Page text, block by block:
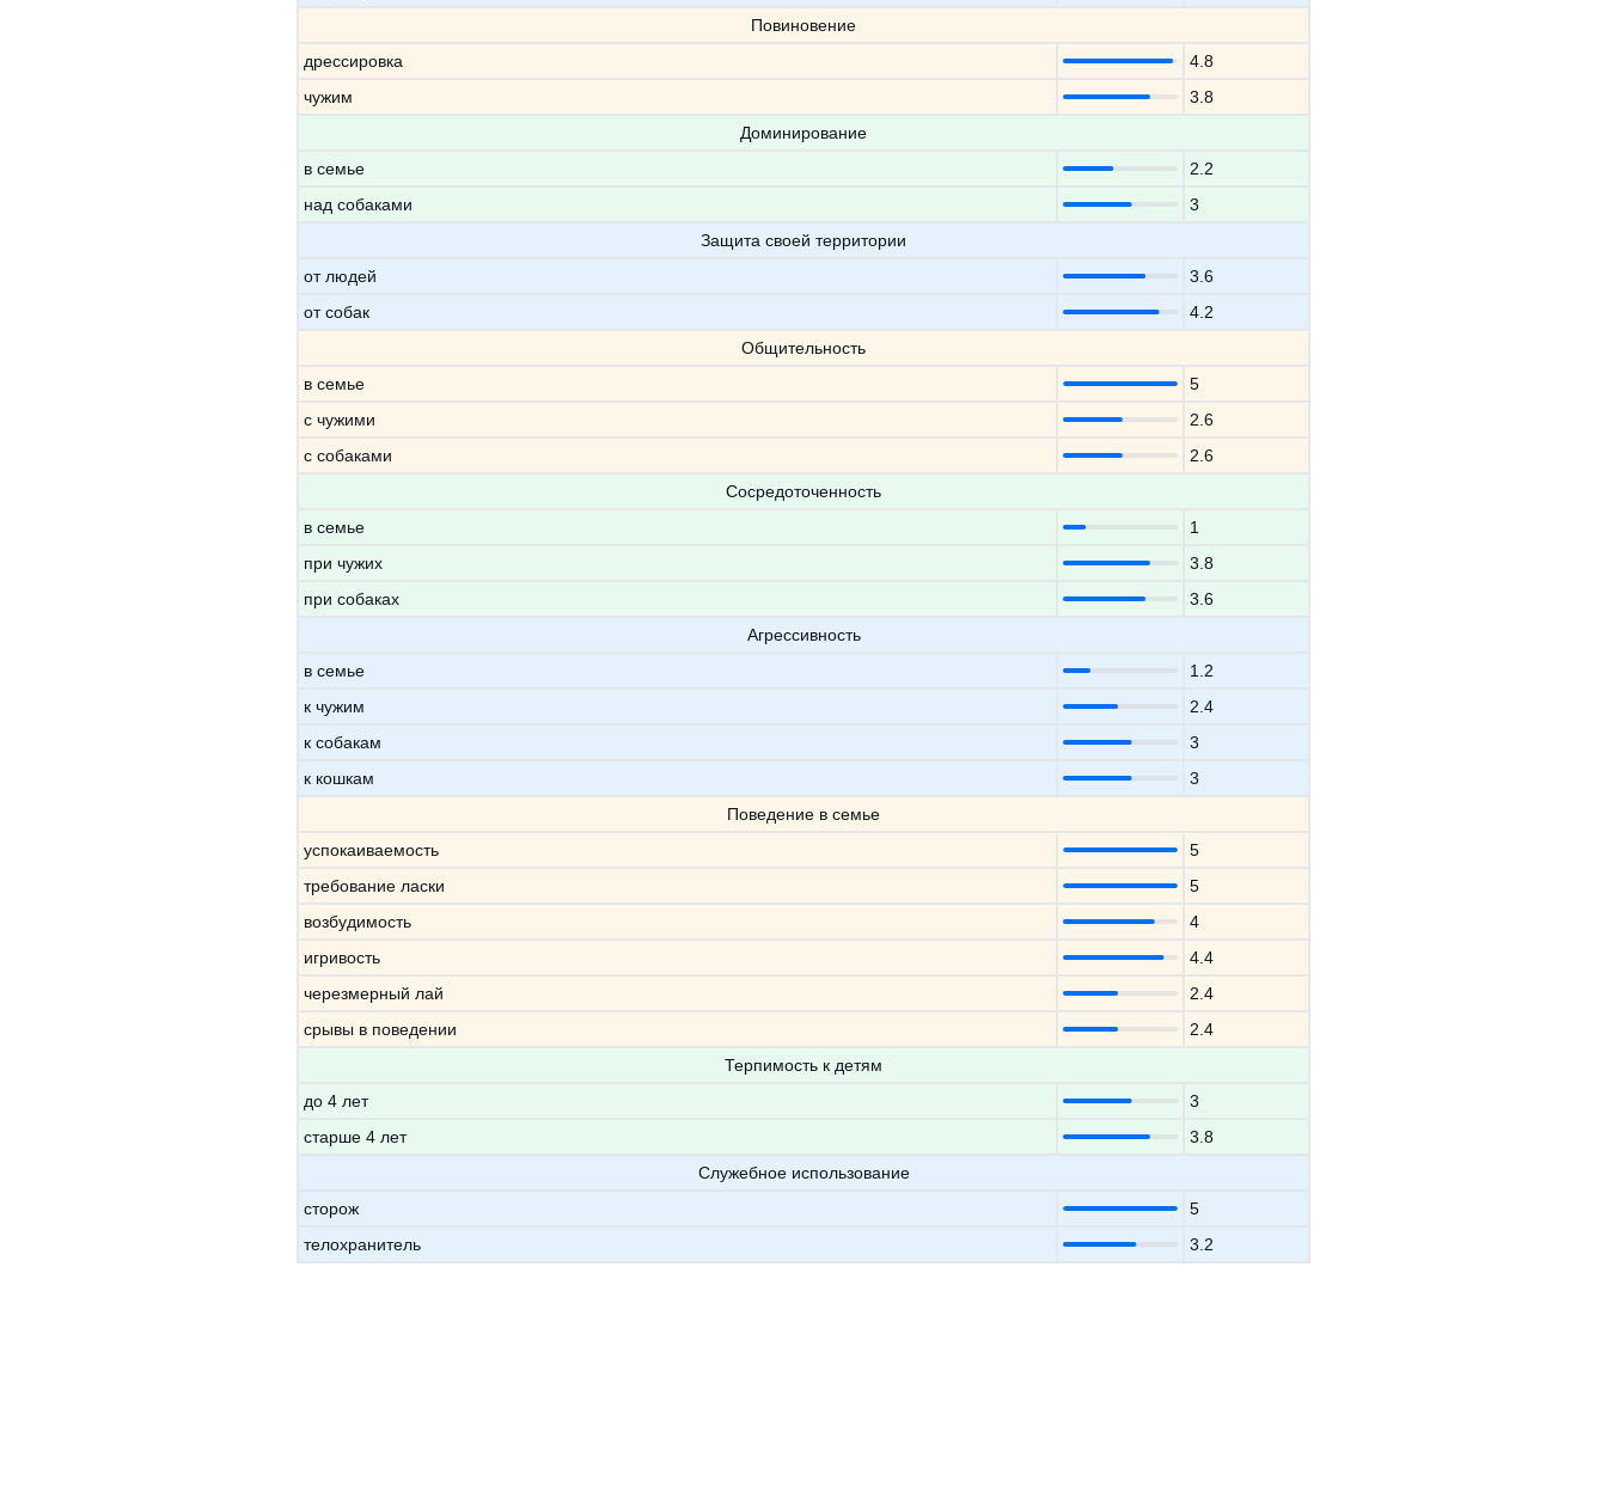
Повиновение
дрессировка
4.8
чужим
3.8
Доминирование
в семье
2.2
над собаками
3
Защита своей территории
от людей
3.6
от собак
4.2
Общительность
в семье
5
с чужими
2.6
с собаками
2.6
Сосредоточенность
в семье
1
при чужих
3.8
при собаках
3.6
Агрессивность
в семье
1.2
к чужим
2.4
к собакам
3
к кошкам
3
Поведение в семье
успокаиваемость
5
требование ласки
5
возбудимость
4
игривость
4.4
черезмерный лай
2.4
срывы в поведении
2.4
Терпимость к детям
до 4 лет
3
старше 4 лет
3.8
Служебное использование
сторож
5
телохранитель
3.2